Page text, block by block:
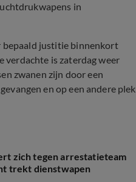
in
justitie binnenkort
verdachte is zaterdag weer
zwanen zijn door een
en op een andere plek
zich tegen arrestatieteam
trekt dienstwapen